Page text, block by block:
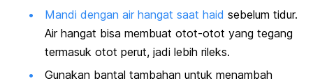
Mandi dengan air hangat saat haid sebelum tidur.
Air hangat bisa membuat otot-otot yang tegang
termasuk otot perut, jadi lebih rileks.
Gunakan bantal tambahan untuk menambah